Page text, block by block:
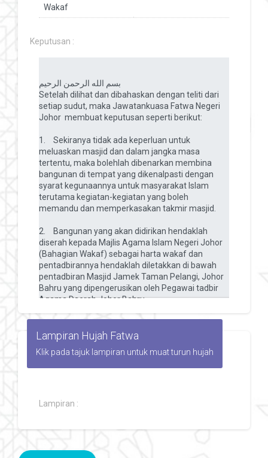
Keputusan :
Lampiran Hujah Fatwa
Klik pada tajuk lampiran untuk muat turun hujah
Lampiran :